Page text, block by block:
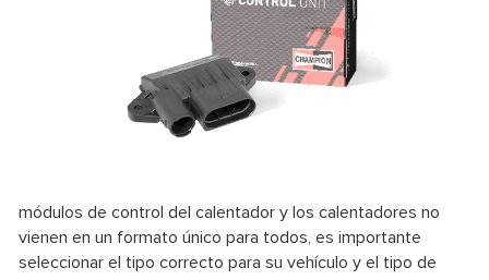
módulos de control del calentador y los calentadores no
vienen en un formato único para todos, es importante
seleccionar el tipo correcto para su vehículo y el tipo de